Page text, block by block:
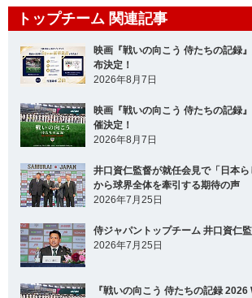
トップチーム 関連記事
映画『戦いの向こう 侍たちの記録
布決定！
2026年8月7日
映画『戦いの向こう 侍たちの記録
催決定！
2026年8月7日
井口資仁監督が就任会見で「日本
から球界全体を牽引する期待の声
2026年7月25日
侍ジャパントップチーム 井口資仁
2026年7月25日
『戦いの向こう 侍たちの記録